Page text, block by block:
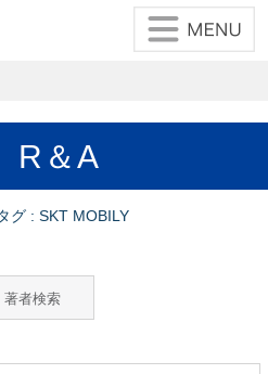
R＆A
: SKT MOBILY
著者検索